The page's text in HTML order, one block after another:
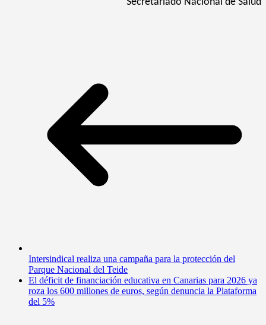
Intersindical realiza una campaña para la protección del
Parque Nacional del Teide
El déficit de financiación educativa en Canarias para 2026 ya
roza los 600 millones de euros, según denuncia la Plataforma
del 5%